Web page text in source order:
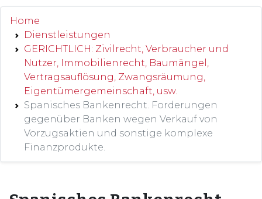
Home
Dienstleistungen
GERICHTLICH: Zivilrecht, Verbraucher und
Nutzer, Immobilienrecht, Baumängel,
Vertragsauflösung, Zwangsräumung,
Eigentümergemeinschaft, usw.
Spanisches Bankenrecht. Forderungen
gegenüber Banken wegen Verkauf von
Vorzugsaktien und sonstige komplexe
Finanzprodukte.